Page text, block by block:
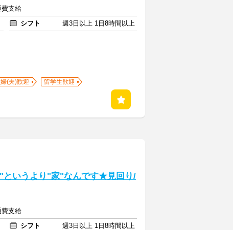
費支給
シフト
週3日以上 1日8時間以上
(夫)歓迎
留学生歓迎
というより"家"なんです★見回り/
費支給
シフト
週3日以上 1日8時間以上